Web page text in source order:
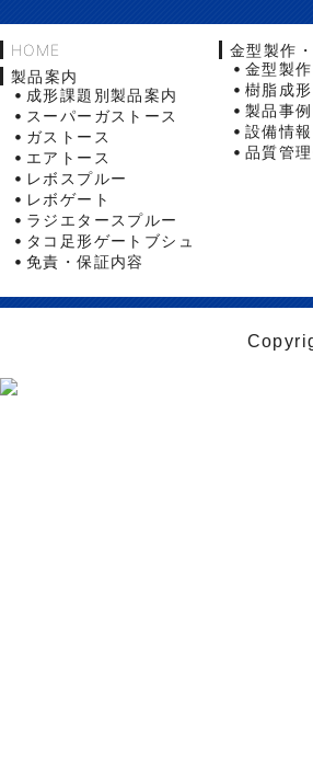
HOME
製品案内
成形課題別製品案内
スーパーガストース
ガストース
エアトース
レボスプルー
レボゲート
ラジエタースプルー
タコ足形ゲートブシュ
免責・保証内容
金型製作
金型製作
樹脂成形
製品事例
設備情報
品質管